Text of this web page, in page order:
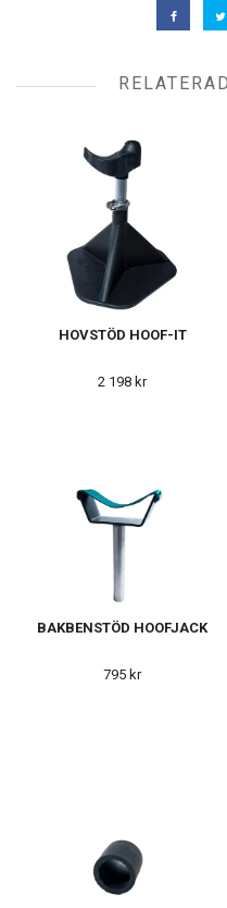
HOVSTÖD HOOF-IT
2 198 kr
BAKBENSTÖD HOOFJACK
795 kr